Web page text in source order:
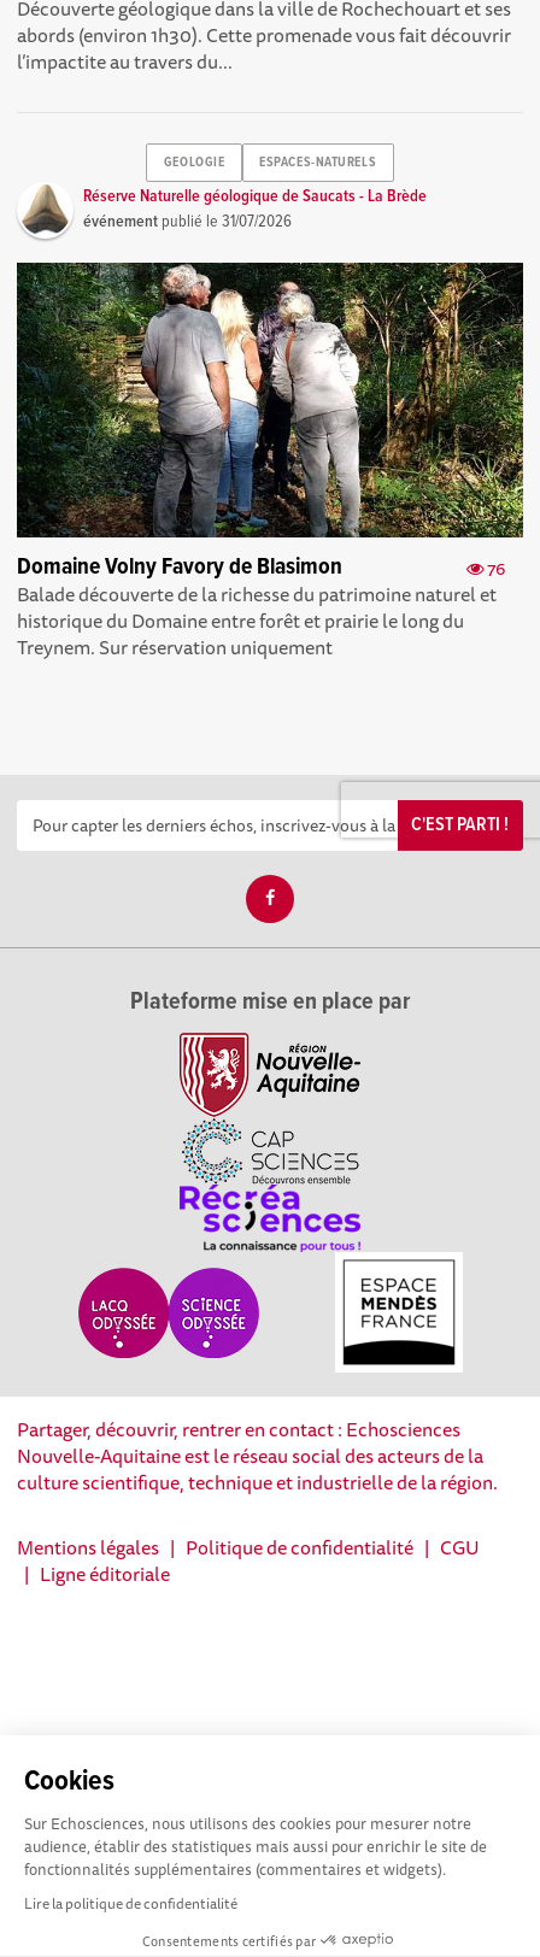
Cookies
Sur Echosciences, nous utilisons des cookies pour mesurer notre
audience, établir des statistiques mais aussi pour enrichir le site de
fonctionnalités supplémentaires (commentaires et widgets).
Lire la politique de confidentialité
Consentements certifiés par
Découverte géologique dans la ville de Rochechouart et ses
abords (environ 1h30). Cette promenade vous fait découvrir
l’impactite au travers du...
GEOLOGIE ESPACES-NATURELS
Réserve Naturelle géologique de Saucats - La Brède
événement publié le31/07/2026
76
Domaine Volny Favory de Blasimon
Balade découverte de la richesse du patrimoine naturel et
historique du Domaine entre forêt et prairie le long du
Treynem. Sur réservation uniquement
C'EST PARTI !
Plateforme mise en place par
Partager, découvrir, rentrer en contact : Echosciences
Nouvelle-Aquitaine est le réseau social des acteurs de la
culture scientifique, technique et industrielle de la région.
Mentions légales | Politique de confidentialité | CGU
| Ligne éditoriale